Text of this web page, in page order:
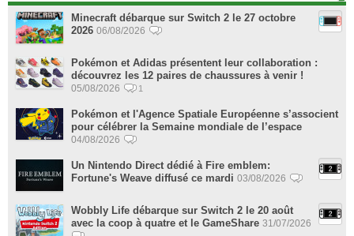
Minecraft débarque sur Switch 2 le 27 octobre
2026 06/08/2026
Pokémon et Adidas présentent leur collaboration :
découvrez les 12 paires de chaussures à venir !
05/08/2026 1
Pokémon et l'Agence Spatiale Européenne s’associent
pour célébrer la Semaine mondiale de l’espace
04/08/2026
Un Nintendo Direct dédié à Fire emblem:
Fortune's Weave diffusé ce mardi 03/08/2026
Wobbly Life débarque sur Switch 2 le 20 août
avec la coop à quatre et le GameShare 31/07/2026